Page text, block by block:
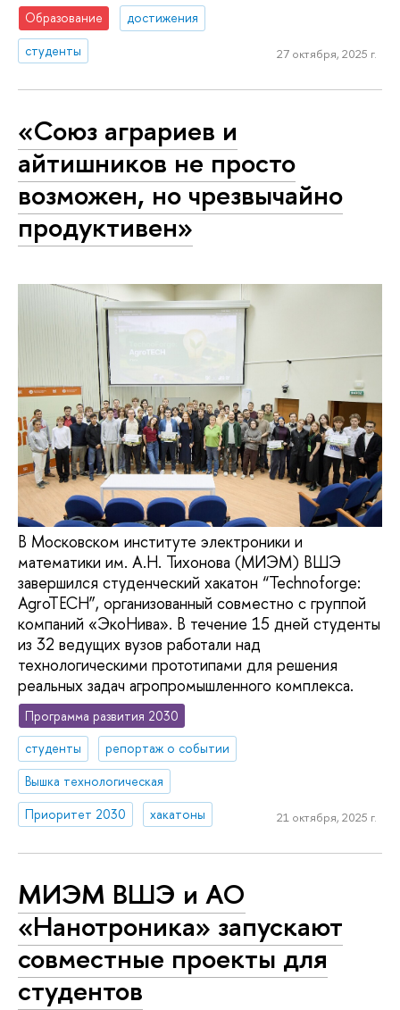
Образование
достижения
студенты
27 октября, 2025 г.
«Союз аграриев и
айтишников не просто
возможен, но чрезвычайно
продуктивен»
В Московском институте электроники и
математики им. А.Н. Тихонова (МИЭМ) ВШЭ
завершился студенческий хакатон “Technoforge:
AgroTECH”, организованный совместно с группой
компаний «ЭкоНива». В течение 15 дней студенты
из 32 ведущих вузов работали над
технологическими прототипами для решения
реальных задач агропромышленного комплекса.
Программа развития 2030
студенты
репортаж о событии
Вышка технологическая
Приоритет 2030
хакатоны 21 октября, 2025 г.
МИЭМ ВШЭ и АО
«Нанотроника» запускают
совместные проекты для
студентов